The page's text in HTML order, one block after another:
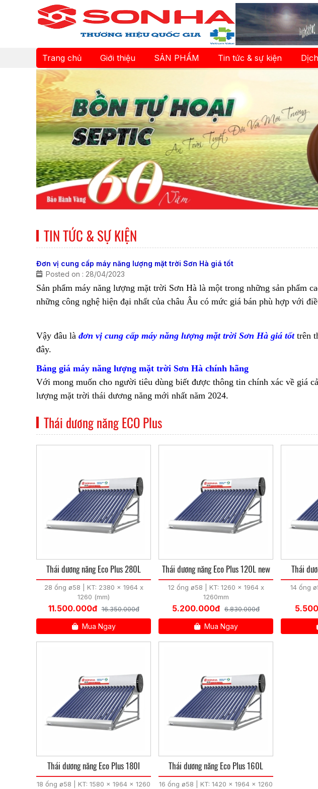
Trang chủ Giới thiệu SẢN PHẨM Tin tức & sự kiện
TIN TỨC & SỰ KIỆN
Đơn vị cung cấp máy năng lượng mặt trời Sơn Hà giá tốt
Posted on : 28/04/2023
Sản phẩm máy năng lượng mặt trời Sơn Hà là một trong những sản phẩm
những công nghệ hiện đại nhất của châu Âu có mức giá bán phù hợp với
Vậy đâu là đơn vị cung cấp máy năng lượng mặt trời Sơn Hà giá tốttrên
đây.
Bảng giá máy năng lượng mặt trời Sơn Hà chính hãng
Với mong muốn cho người tiêu dùng biết được thông tin chính xác về giá
lượng mặt trời thái dương năng mới nhất năm 2024.
Thái dương năng ECO Plus
Thái dương năng Eco Plus 280L
28 ống ø58 | KT: 2380 x 1964 x
1260 (mm)
11.500.000đ 16.350.000đ
Mua Ngay
Thái dương năng Eco Plus 120L new
12 ống ø58 | KT: 1260 x 1964 x
1260mm
5.200.000đ 6.830.000đ
Mua Ngay
Thái
14 ống
Thái dương năng Eco Plus 180l
18 ống ø58 | KT: 1580 x 1964 x 1260
Thái dương năng Eco Plus 160L
16 ống ø58 | KT: 1420 x 1964 x 1260